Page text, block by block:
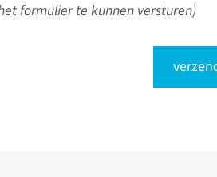
formulier te kunnen versturen)